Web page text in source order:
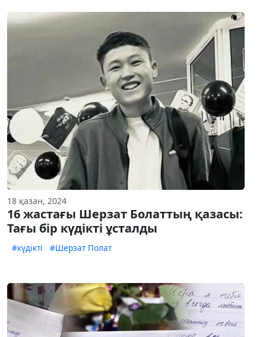
18 қазан, 2024
16 жастағы Шерзат Болаттың қазасы:
Тағы бір күдікті ұсталды
#күдікті #Шерзат Полат